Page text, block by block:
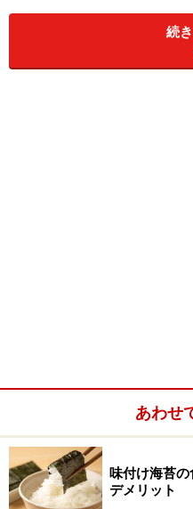
薄力粉……グルテン量
中力粉……その中間く
続
あわせ
味付け海苔
デメリット